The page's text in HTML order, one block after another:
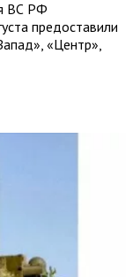
ВС РФ
предоставили
«Центр»,